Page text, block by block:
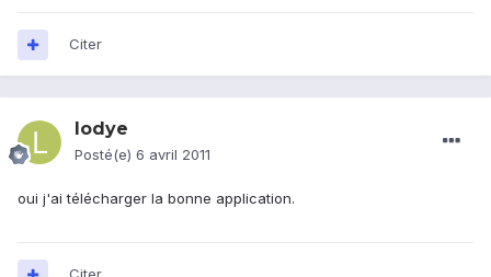
Citer
lodye
Posté(e) 6 avril 2011
oui j'ai télécharger la bonne application.